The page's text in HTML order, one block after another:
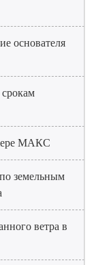
основателя
МАКС
земельным
ветра в